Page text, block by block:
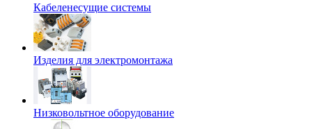
Кабеленесущие системы
Изделия для электромонтажа
Низковольтное оборудование